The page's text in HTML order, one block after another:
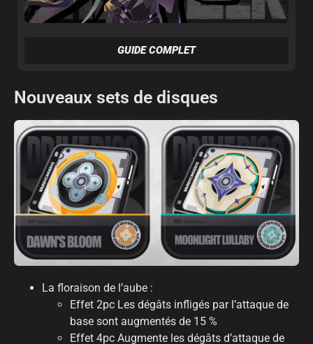
GUIDE COMPLET
Nouveaux sets de disques
La floraison de l’aube :
Effet 2pc Les dégâts infligés par l’attaque de
base sont augmentés de 15 %
Effet 4pc Augmente les dégâts d’attaque de